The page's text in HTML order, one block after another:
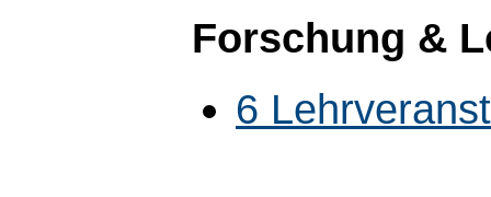
Forschung &
6